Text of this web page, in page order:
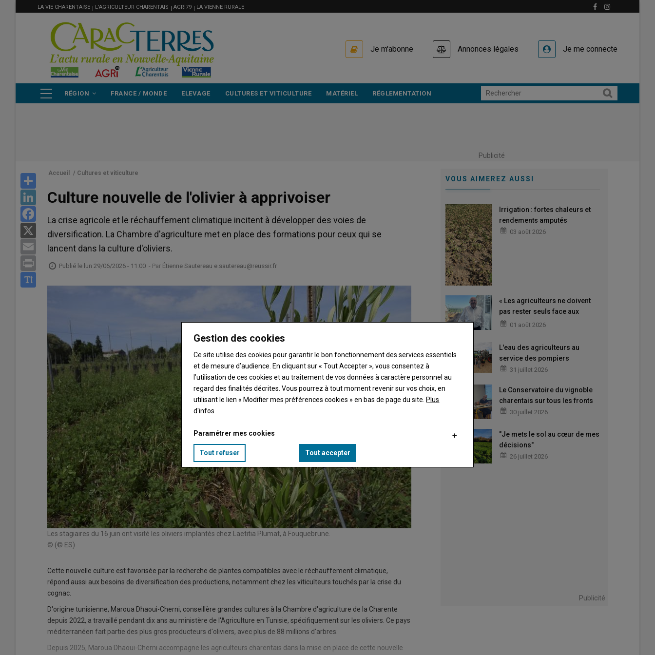
MENU
FILIÈRE
LA VIE CHARENTAISE L'AGRICULTEUR CHARENTAIS AGRI79 LA VIENNE RURALE
Je m'abonne Annonces légales Je me connecte
PRINCIPALE
RÉGION FRANCE / MONDE ELEVAGE CULTURES ET VITICULTURE MATÉRIEL RÉGLEMENTATION
Publicité
LinkedIn
Email
Print
Accueil / Cultures et viticulture
Culture nouvelle de l'olivier à apprivoiser
La crise agricole et le réchauffement climatique incitent à développer des voies de
diversification. La Chambre d'agriculture met en place des formations pour ceux qui se
lancent dans la culture d'oliviers.
Publié le lun 29/06/2026 - 11:00 - Par Étienne Sautereau e.sautereau@reussir.fr
Les stagiaires du 16 juin ont visité les oliviers implantés chez Laetitia Plumat, à Fouquebrune.
© (© ES)
Cette nouvelle culture est favorisée par la recherche de plantes compatibles avec le réchauffement climatique,
répond aussi aux besoins de diversification des productions, notamment chez les viticulteurs touchés par la crise du
cognac.
D'origine tunisienne, Maroua Dhaoui-Cherni, conseillère grandes cultures à la Chambre d'agriculture de la Charente
depuis 2022, a travaillé pendant dix ans au ministère de l'Agriculture en Tunisie, spécifiquement sur les oliviers. Ce pays
méditerranéen fait partie des plus gros producteurs d'oliviers, avec plus de 88 millions d'arbres.
Depuis 2025, Maroua Dhaoui-Cherni accompagne les agriculteurs charentais dans la mise en place de cette nouvelle
VOUS AIMEREZ AUSSI
Irrigation : fortes chaleurs et
rendements amputés
03 août 2026
« Les agriculteurs ne doivent
pas rester seuls face aux
difficultés »
01 août 2026
L'eau des agriculteurs au
service des pompiers
31 juillet 2026
Le Conservatoire du vignoble
charentais sur tous les fronts
30 juillet 2026
"Je mets le sol au cœur de mes
décisions"
26 juillet 2026
Publicité
Gestion des cookies
Ce site utilise des cookies pour garantir le bon fonctionnement des services essentiels
et de mesure d’audience. En cliquant sur « Tout Accepter », vous consentez à
l’utilisation de ces cookies et au traitement de vos données à caractère personnel au
regard des finalités décrites. Vous pourrez à tout moment revenir sur vos choix, en
utilisant le lien « Modifier mes préférences cookies » en bas de page du site. Plus
d'infos
Paramétrer mes cookies
Tout refuser Tout accepter